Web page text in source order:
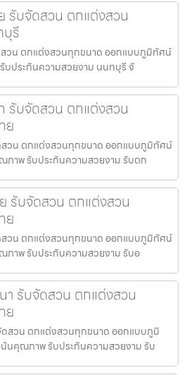
รับจัดสวน ตกแต่งสวน
รี
สวน ตกแต่งสวนทุกขนาด ออกแบบภูมิทัศน์
บประกันความสวยงาม นนทบุรี จั
รับจัดสวน ตกแต่งสวน
ย
วน ตกแต่งสวนทุกขนาด ออกแบบภูมิทัศน์
ภาพ รับประกันความสวยงาม รับตก
รับจัดสวน ตกแต่งสวน
ย
วน ตกแต่งสวนทุกขนาด ออกแบบภูมิทัศน์
ภาพ รับประกันความสวยงาม รับอ
รับจัดสวน ตกแต่งสวน
ย
สวน ตกแต่งสวนทุกขนาด ออกแบบภูมิ
น้นคุณภาพ รับประกันความสวยงาม รับ